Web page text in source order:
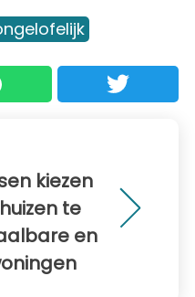
kiezen
te
en